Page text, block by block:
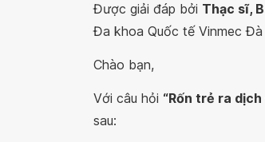
Được giải đáp bởi Thạc sĩ,
Đa khoa Quốc tế Vinmec Đà
Chào bạn,
Với câu hỏi “Rốn trẻ ra
sau: